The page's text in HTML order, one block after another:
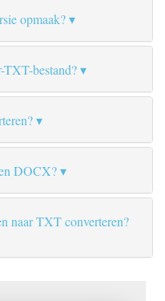
opmaak?
TXT-bestand?
DOCX?
naar TXT converteren?